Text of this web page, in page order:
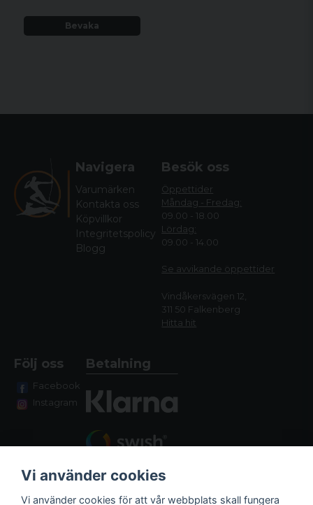
Bevaka
Navigera
Varumärken
Kontakta oss
Köpvillkor
Integritetspolicy
Blogg
Besök oss
Öppettider
Måndag - Fredag:
09.00 - 18.00
Lördag:
09.00 - 14.00
Se avvikande öppettider
Vindåkersvägen 12,
311 50 Falkenberg
Hitta hit
Följ oss
Facebook
Instagram
Betalning
Vi använder cookies
Vi använder cookies för att vår webbplats skall fungera